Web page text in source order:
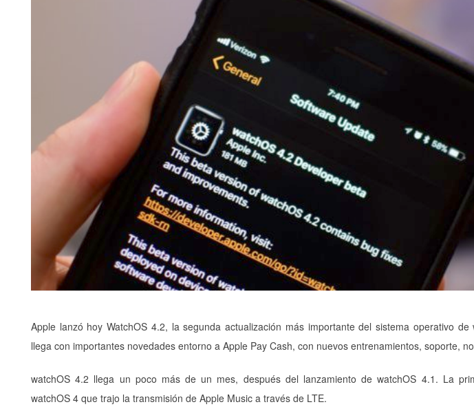
Apple lanzó hoy WatchOS 4.2, la segunda actualización más importante del sistema operativo
llega con importantes novedades entorno a Apple Pay Cash, con nuevos entrenamientos, soporte,
watchOS 4.2 llega un poco más de un mes, después del lanzamiento de watchOS 4.1. La
watchOS 4 que trajo la transmisión de Apple Music a través de LTE.